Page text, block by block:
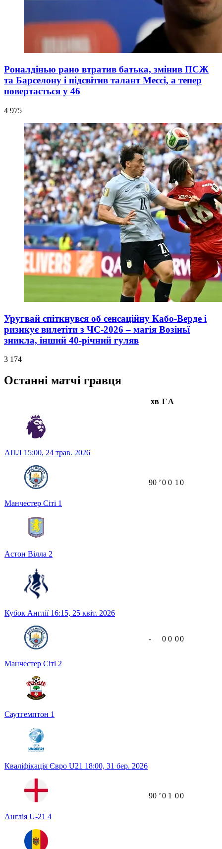
Роналдінью рано втратив батька, змінив ПСЖ
та Барселону і підсвітив талант Мессі, а тепер
повертається у 46
4 975
Уругвай спіткнувся об сенсаційну Кабо-Верде і
ризикує вилетіти з ЧС-2026 – магія Возіньї
зникла, інший 40-річний гуляв
3 174
Останні матчі гравця
хв ГА
АПЛ 15:00, 24 трав. 2026
Манчестер Сіті 1
Астон Вілла 2
90 ʼ0 0 1 0
Кубок Англії 16:15, 25 квіт. 2026
Манчестер Сіті 2
Саутгемптон 1
- 0 0 00
Кваліфікація Євро U21 18:00, 31 бер. 2026
Англія U-21 4
90 ʼ0 1 00